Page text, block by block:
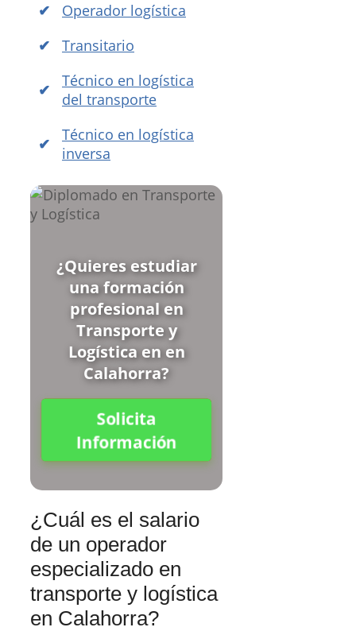
Operador logística
Transitario
Técnico en logística
del transporte
Técnico en logística
inversa
¿Quieres estudiar
una formación
profesional en
Transporte y
Logística en en
Calahorra?
Solicita
Información
¿Cuál es el salario
de un operador
especializado en
transporte y logística
en Calahorra?